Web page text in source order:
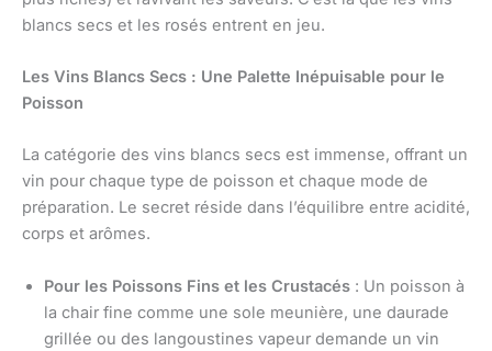
blancs secs et les rosés entrent en jeu.
Les Vins Blancs Secs : Une Palette Inépuisable pour le
Poisson
La catégorie des vins blancs secs est immense, offrant un
vin pour chaque type de poisson et chaque mode de
préparation. Le secret réside dans l’équilibre entre acidité,
corps et arômes.
Pour les Poissons Fins et les Crustacés : Un poisson à
la chair fine comme une sole meunière, une daurade
grillée ou des langoustines vapeur demande un vin